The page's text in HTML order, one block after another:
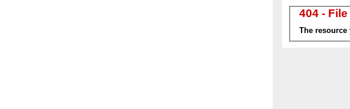
لە رووی مادەی هۆشبەرەوە